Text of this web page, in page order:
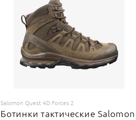
Salomon Quest 4D Forces 2
Ботинки тактические Salomon